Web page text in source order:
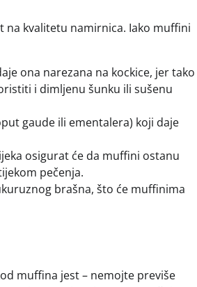
na kvalitetu namirnica. Iako muffini
ona narezana na kockice, jer tako
i dimljenu šunku ili sušenu
gaude ili ementalera) koji daje
osigurat će da muffini ostanu
pečenja.
brašna, što će muffinima
muffina jest – nemojte previše